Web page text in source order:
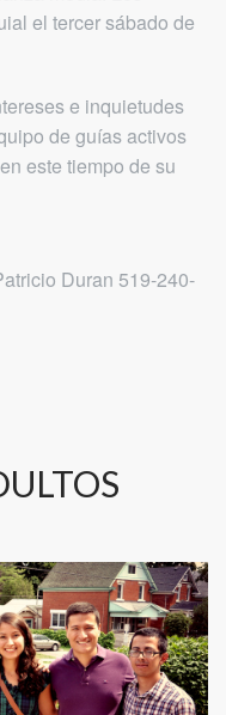
el tercer sábado de
e inquietudes
de guías activos
este tiempo de su
Duran 519-240-